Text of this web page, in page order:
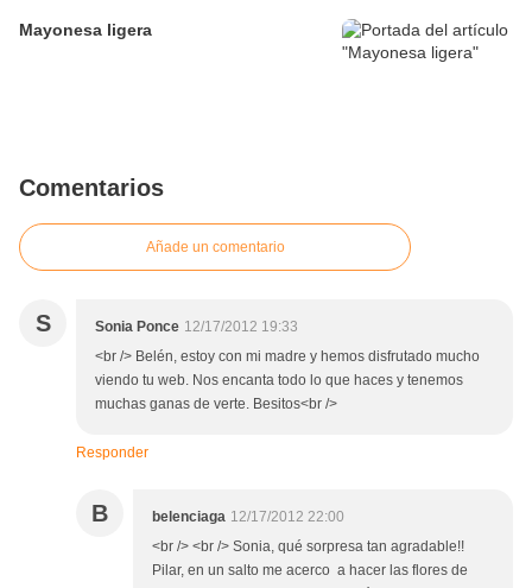
Mayonesa ligera
Comentarios
Añade un comentario
S Sonia Ponce 12/17/2012 19:33
<br /> Belén, estoy con mi madre y hemos disfrutado mucho
viendo tu web. Nos encanta todo lo que haces y tenemos
muchas ganas de verte. Besitos<br />
Responder
B belenciaga 12/17/2012 22:00
<br /> <br /> Sonia, qué sorpresa tan agradable!!
Pilar, en un salto me acerco a hacer las flores de